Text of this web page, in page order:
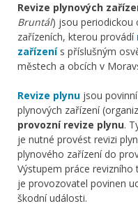
Revize plynových
Bruntál) jsou periodickou
zařízeních, kterou provádí
zařízenís příslušným
městech a obcích v
Revize plynu jsou
plynových zařízení
provozní revize plynu.
je nutné provést revizi
plynového zařízení do
Výstupem práce revizního
je provozovatel povinen
škodní události.